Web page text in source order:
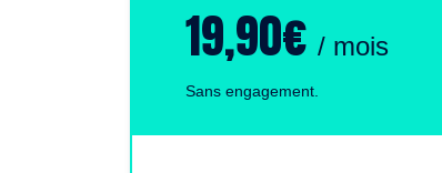
19,90€/ mois
Sans engagement.